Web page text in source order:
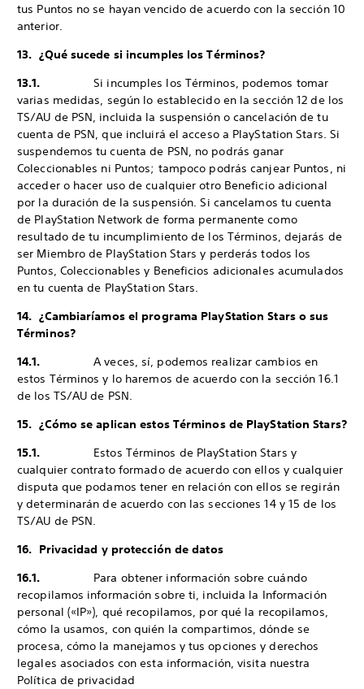
tus Puntos no se hayan vencido de acuerdo con la sección 10
anterior.
13. ¿Qué sucede si incumples los Términos?
13.1.Si incumples los Términos, podemos tomar
varias medidas, según lo establecido en la sección 12 de los
TS/AU de PSN, incluida la suspensión o cancelación de tu
cuenta de PSN, que incluirá el acceso a PlayStation Stars. Si
suspendemos tu cuenta de PSN, no podrás ganar
Coleccionables ni Puntos; tampoco podrás canjear Puntos, ni
acceder o hacer uso de cualquier otro Beneficio adicional
por la duración de la suspensión. Si cancelamos tu cuenta
de PlayStation Network de forma permanente como
resultado de tu incumplimiento de los Términos, dejarás de
ser Miembro de PlayStation Stars y perderás todos los
Puntos, Coleccionables y Beneficios adicionales acumulados
en tu cuenta de PlayStation Stars.
14. ¿Cambiaríamos el programa PlayStation Stars o sus
Términos?
14.1.A veces, sí, podemos realizar cambios en
estos Términos y lo haremos de acuerdo con la sección 16.1
de los TS/AU de PSN.
15. ¿Cómo se aplican estos Términos de PlayStation Stars?
15.1. Estos Términos de PlayStation Stars y
cualquier contrato formado de acuerdo con ellos y cualquier
disputa que podamos tener en relación con ellos se regirán
y determinarán de acuerdo con las secciones 14 y 15 de los
TS/AU de PSN.
16. Privacidad y protección de datos
16.1. Para obtener información sobre cuándo
recopilamos información sobre ti, incluida la Información
personal («IP»), qué recopilamos, por qué la recopilamos,
cómo la usamos, con quién la compartimos, dónde se
procesa, cómo la manejamos y tus opciones y derechos
legales asociados con esta información, visita nuestra
Política de privacidad